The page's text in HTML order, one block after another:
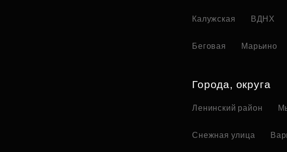
Калужская ВДНХ
Беговая Марьино
Города, округа
Ленинский район
Снежная улица